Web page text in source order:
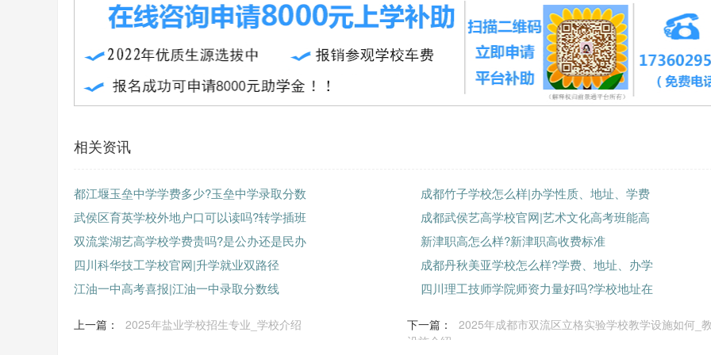
相关资讯
都江堰玉垒中学学费多少?玉垒中学录取分数
成都竹子学校怎么样|办学性质、地址、学费
武侯区育英学校外地户口可以读吗?转学插班
成都武侯艺高学校官网|艺术文化高考班能高
双流棠湖艺高学校学费贵吗?是公办还是民办
新津职高怎么样?新津职高收费标准
四川科华技工学校官网|升学就业双路径
成都丹秋美亚学校怎么样?学费、地址、办学
江油一中高考喜报|江油一中录取分数线
四川理工技师学院师资力量好吗?学校地址在
上一篇： 2025年盐业学校招生专业_学校介绍 下一篇：
2025年成都市双流区立格实验学校教学设施如何_
设施介绍